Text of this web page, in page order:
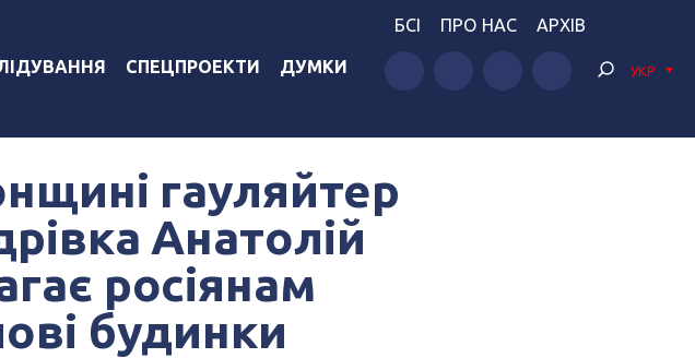
СПЕЦПРОЕКТИ ДУМКИ
БСІ ПРО НАС АРХІВ
УКР
гауляйтер
Анатолій
росіянам
будинки